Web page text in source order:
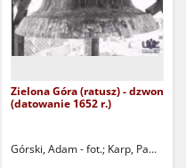
Zielona Góra (ratusz) - dzwon
(datowanie 1652 r.)
Górski, Adam - fot. Karp, Paweł - fot.